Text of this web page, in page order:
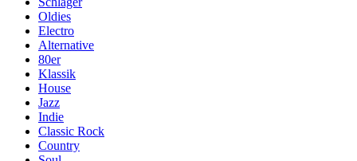
Oldies
Electro
Alternative
80er
Klassik
House
Jazz
Indie
Classic Rock
Country